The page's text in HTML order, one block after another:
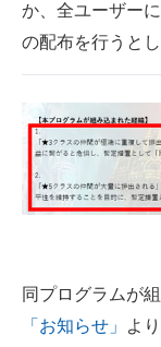
か、全ユーザー
の配布を行うとし
同プログラムが
「お知らせ」
より